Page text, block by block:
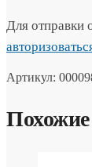
Для отправки
Артикул: